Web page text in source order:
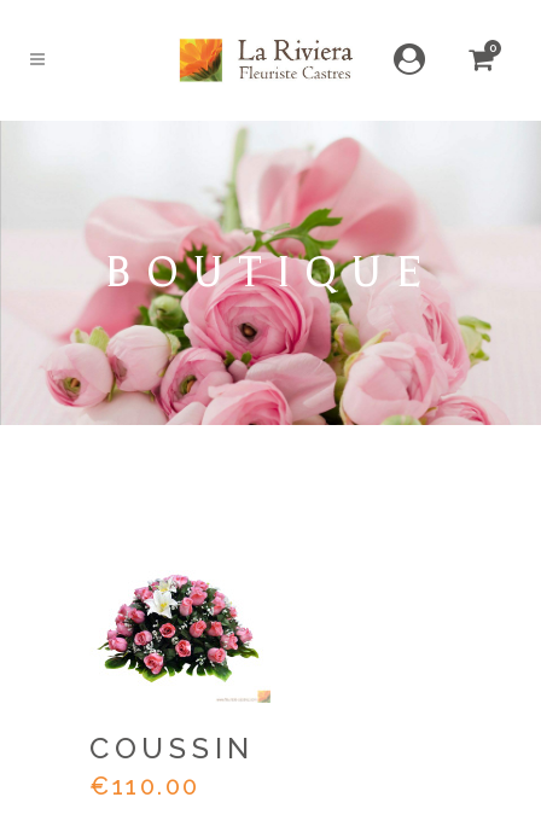
0
BOUTIQUE
COUSSIN
€110.00